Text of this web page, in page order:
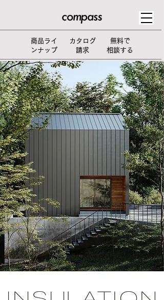
無料で
相談する
​商品ライ
ンナップ
カタログ
請求